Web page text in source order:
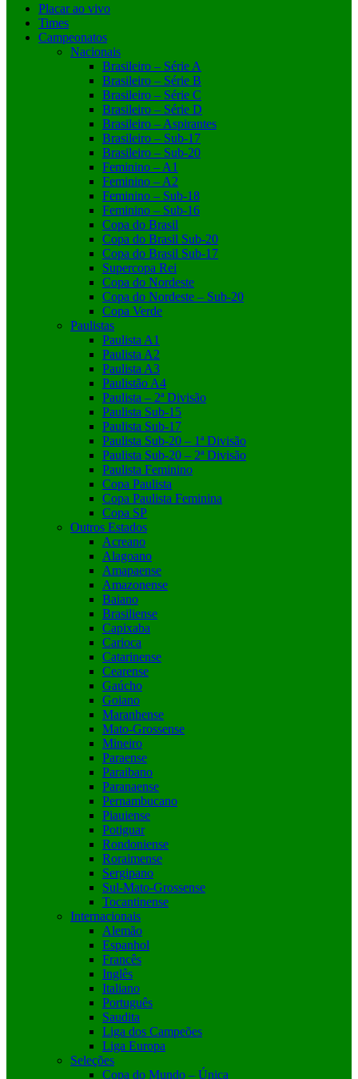
Placar ao vivo
Times
Campeonatos
Nacionais
Brasileiro – Série A
Brasileiro – Série B
Brasileiro – Série C
Brasileiro – Série D
Brasileiro – Aspirantes
Brasileiro – Sub-17
Brasileiro – Sub-20
Feminino – A1
Feminino – A2
Feminino – Sub-18
Feminino – Sub-16
Copa do Brasil
Copa do Brasil Sub-20
Copa do Brasil Sub-17
Supercopa Rei
Copa do Nordeste
Copa do Nordeste – Sub-20
Copa Verde
Paulistas
Paulista A1
Paulista A2
Paulista A3
Paulistão A4
Paulista – 2ª Divisão
Paulista Sub-15
Paulista Sub-17
Paulista Sub-20 – 1ª Divisão
Paulista Sub-20 – 2ª Divisão
Paulista Feminino
Copa Paulista
Copa Paulista Feminina
Copa SP
Outros Estados
Acreano
Alagoano
Amapaense
Amazonense
Baiano
Brasiliense
Capixaba
Carioca
Catarinense
Cearense
Gaúcho
Goiano
Maranhense
Mato-Grossense
Mineiro
Paraense
Paraibano
Paranaense
Pernambucano
Piauiense
Potiguar
Rondoniense
Roraimense
Sergipano
Sul-Mato-Grossense
Tocantinense
Internacionais
Alemão
Espanhol
Francês
Inglês
Italiano
Português
Saudita
Liga dos Campeões
Liga Europa
Seleções
Copa do Mundo – Única